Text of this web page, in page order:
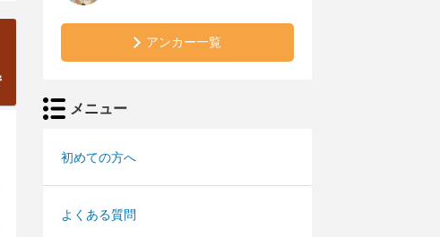
アンカー一覧
メニュー
初めての方へ
よくある質問